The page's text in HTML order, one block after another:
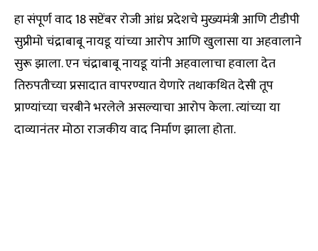
हा संपूर्ण वाद 18 सप्टेंबर रोजी आंध्र प्रदेशचे मुख्यमंत्री आणि टीडीपी
सुप्रीमो चंद्राबाबू नायडू यांच्या आरोप आणि खुलासा या अहवालाने
सुरू झाला. एन चंद्राबाबू नायडू यांनी अहवालाचा हवाला देत
तिरुपतीच्या प्रसादात वापरण्यात येणारे तथाकथित देसी तूप
प्राण्यांच्या चरबीने भरलेले असल्याचा आरोप केला. त्यांच्या या
दाव्यानंतर मोठा राजकीय वाद निर्माण झाला होता.